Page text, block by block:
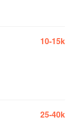
10-15k
25-40k